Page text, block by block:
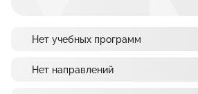
Нет учебных программ
Нет направлений